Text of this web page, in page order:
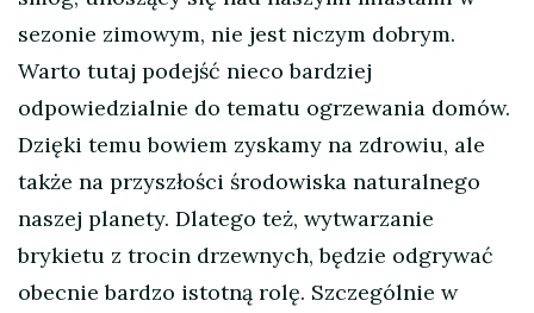
sezonie zimowym, nie jest niczym dobrym.
Warto tutaj podejść nieco bardziej
odpowiedzialnie do tematu ogrzewania domów.
Dzięki temu bowiem zyskamy na zdrowiu, ale
także na przyszłości środowiska naturalnego
naszej planety. Dlatego też, wytwarzanie
brykietu z trocin drzewnych, będzie odgrywać
obecnie bardzo istotną rolę. Szczególnie w